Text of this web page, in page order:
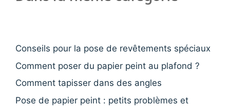
Conseils pour la pose de revêtements spéciaux
Comment poser du papier peint au plafond ?
Comment tapisser dans des angles
Pose de papier peint : petits problèmes et